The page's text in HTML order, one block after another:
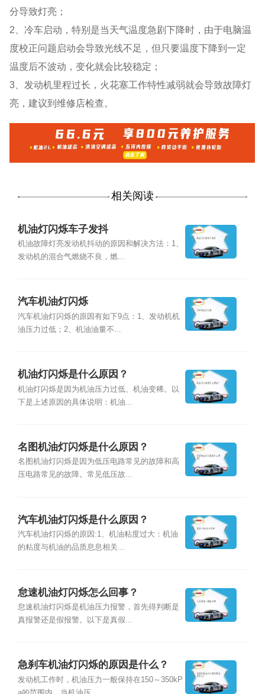
分导致灯亮；
2、冷车启动，特别是当天气温度急剧下降时，由于电脑温
度校正问题启动会导致光线不足，但只要温度下降到一定
温度后不波动，变化就会比较稳定；
3、发动机里程过长，火花塞工作特性减弱就会导致故障灯
亮，建议到维修店检查。
相关阅读
机油灯闪烁车子发抖
机油故障灯亮发动机抖动的原因和解决方法：1、
发动机的混合气燃烧不良，燃...
汽车机油灯闪烁
汽车机油灯闪烁的原因有如下9点：1、发动机机
油压力过低；2、机油油量不...
机油灯闪烁是什么原因？
机油灯闪烁是因为机油压力过低、机油变稀。以
下是上述原因的具体说明：机油...
名图机油灯闪烁是什么原因？
名图机油灯闪烁是因为低压电路常见的故障和高
压电路常见的故障。常见低压故...
汽车机油灯闪烁是什么原因？
汽车机油灯闪烁的原因:1、机油粘度过大：机油
的粘度与机油的品质息息相关...
怠速机油灯闪烁怎么回事？
怠速机油灯闪烁是机油压力报警，首先得判断是
真报警还是假报警。以下是真假...
急刹车机油灯闪烁的原因是什么？
发动机工作时，机油压力一般保持在150～350kP